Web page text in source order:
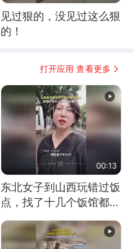
见过狠的，没见过这么狠
的！
打开应用 查看更多
00:13
东北女子到山西玩错过饭
点，找了十几个饭馆都没